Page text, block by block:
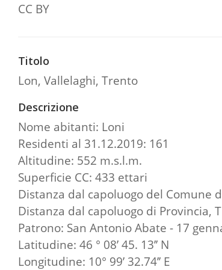
CC BY
Titolo
Lon, Vallelaghi, Trento
Descrizione
Nome abitanti: Loni
Residenti al 31.12.2019: 161
Altitudine: 552 m.s.l.m.
Superficie CC: 433 ettari
Distanza dal capoluogo del Comune
Distanza dal capoluogo di Provincia,
Patrono: San Antonio Abate - 17
Latitudine: 46 ° 08’ 45. 13’’ N
Longitudine: 10° 99’ 32.74’’ E